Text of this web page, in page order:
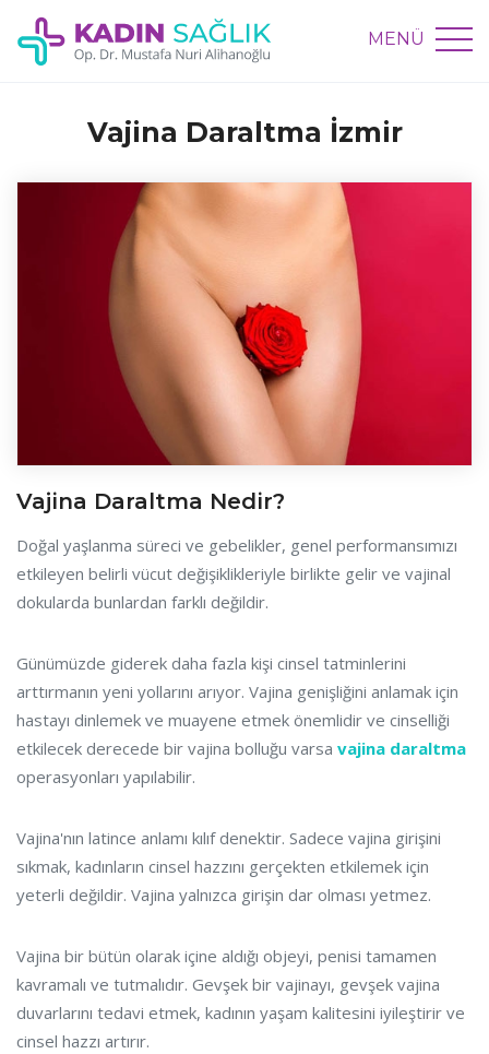
MENÜ
Vajina Daraltma İzmir
Vajina Daraltma Nedir?
Doğal yaşlanma süreci ve gebelikler, genel performansımızı
etkileyen belirli vücut değişiklikleriyle birlikte gelir ve vajinal
dokularda bunlardan farklı değildir.
Günümüzde giderek daha fazla kişi cinsel tatminlerini
arttırmanın yeni yollarını arıyor. Vajina genişliğini anlamak için
hastayı dinlemek ve muayene etmek önemlidir ve cinselliği
etkilecek derecede bir vajina bolluğu varsa vajina daraltma
operasyonları yapılabilir.
Vajina'nın latince anlamı kılıf denektir. Sadece vajina girişini
sıkmak, kadınların cinsel hazzını gerçekten etkilemek için
yeterli değildir. Vajina yalnızca girişin dar olması yetmez.
Vajina bir bütün olarak içine aldığı objeyi, penisi tamamen
kavramalı ve tutmalıdır. Gevşek bir vajinayı, gevşek vajina
duvarlarını tedavi etmek, kadının yaşam kalitesini iyileştirir ve
cinsel hazzı artırır.